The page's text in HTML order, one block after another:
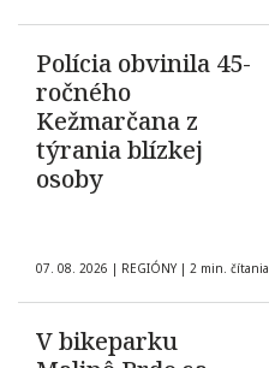
Polícia obvinila 45-
ročného
Kežmarčana z
týrania blízkej
osoby
07. 08. 2026 | REGIÓNY | 2 min. čítania
V bikeparku